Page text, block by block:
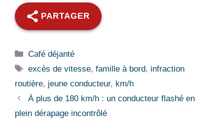
PARTAGER
Catégories
Café déjanté
Étiquettes
excès de vitesse,famille à bord, infraction
routière, jeune conducteur, km/h
À plus de 180 km/h : un conducteur flashé en
plein dérapage incontrôlé